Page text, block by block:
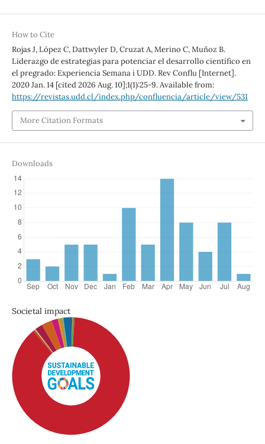
How to Cite
Rojas J, López C, Dattwyler D, Cruzat A, Merino C, Muñoz B.
Liderazgo de estrategias para potenciar el desarrollo científico en
el pregrado: Experiencia Semana i UDD. Rev Conflu [Internet].
2020 Jan. 14 [cited 2026 Aug. 10];1(1):25-9. Available from:
https://revistas.udd.cl/index.php/confluencia/article/view/531
More Citation Formats
Downloads
Societal impact